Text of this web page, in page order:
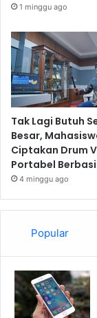
1 minggu ago
Tak Lagi Butuh
Besar,
Ciptakan Drum
Portabel
4 minggu ago
Popular